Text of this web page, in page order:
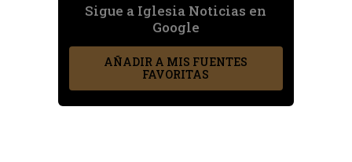
Sigue a Iglesia Noticias en
Google
AÑADIR A MIS FUENTES
FAVORITAS